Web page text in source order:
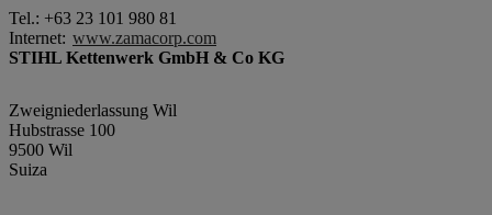
Tel.: +63 23 101 980 81
Internet: www.zamacorp.com
STIHL Kettenwerk GmbH & Co KG
Zweigniederlassung Wil
Hubstrasse 100
9500 Wil
Suiza